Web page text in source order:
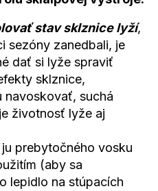
stav sklznice lyží,
sezóny zanedbali, je
dať si lyže spraviť
sklznice,
navoskovať, suchá
životnosť lyže aj
prebytočného vosku
(aby sa
lepidlo na stúpacích